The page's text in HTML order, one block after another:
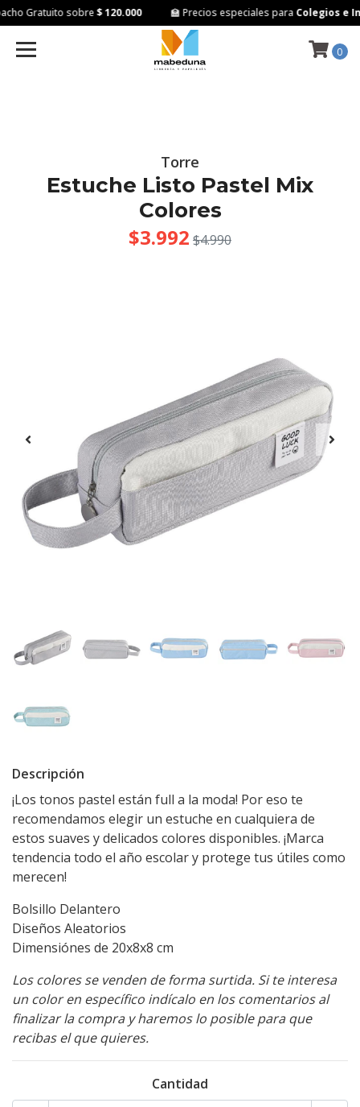
Gratuito sobre$ 120.000 🏫 Precios especiales paraColegios e
0
Torre
Estuche Listo Pastel Mix
Colores
$3.992 $4.990
Descripción
¡Los tonos pastel están full a la moda! Por eso te
recomendamos elegir un estuche en cualquiera de
estos suaves y delicados colores disponibles. ¡Marca
tendencia todo el año escolar y protege tus útiles como
merecen!
Bolsillo Delantero
Diseños Aleatorios
Dimensiónes de 20x8x8 cm
Los colores se venden de forma surtida. Si te interesa
un color en específico indícalo en los comentarios al
finalizar la compra y haremos lo posible para que
recibas el que quieres.
Cantidad